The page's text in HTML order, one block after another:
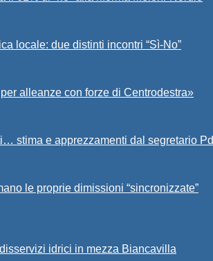
locale: due distinti incontri “Sì-No”
alleanze con forze di Centrodestra»
stima e apprezzamenti dal segretario Pd
le proprie dimissioni “sincronizzate”
idrici in mezza Biancavilla